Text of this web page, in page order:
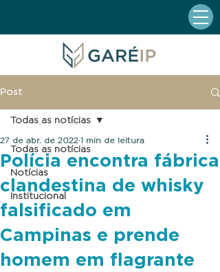
Post
Todas as notícias
Notícias
Institucional
Todas as notícias
Polícia encontra fábrica
clandestina de whisky
falsificado em
Campinas e prende
homem em flagrante
27 de abr. de 2022 1 min de leitura